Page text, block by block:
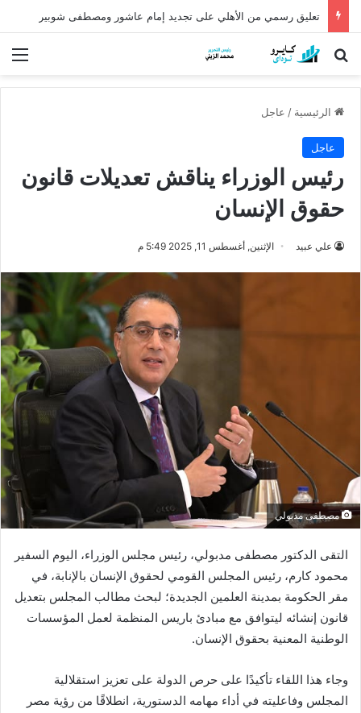
كشف أثري عمره أكثر من 5 آلاف عام في الدقهلية يروي أسرار شرق الدلتا
بحث عن
الرئيسية / عاجل
عاجل
رئيس الوزراء يناقش تعديلات قانون
حقوق الإنسان
علي عبيد الإثنين, أغسطس 11, 2025 5:49 م
مصطفى مدبولي
التقى الدكتور مصطفى مدبولي، رئيس مجلس الوزراء، اليوم السفير
محمود كارم، رئيس المجلس القومي لحقوق الإنسان بالإنابة، في
مقر الحكومة بمدينة العلمين الجديدة؛ لبحث مطالب المجلس بتعديل
قانون إنشائه ليتوافق مع مبادئ باريس المنظمة لعمل المؤسسات
الوطنية المعنية بحقوق الإنسان.
وجاء هذا اللقاء تأكيدًا على حرص الدولة على تعزيز استقلالية
المجلس وفاعليته في أداء مهامه الدستورية، انطلاقًا من رؤية مصر